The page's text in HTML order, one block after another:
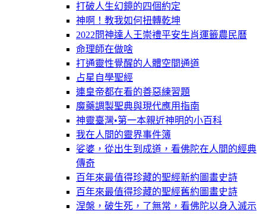
打破人生幻鏡的四個約定
神啊！教我如何扭轉乾坤
2022問神達人王崇禮平安生肖運籤農民曆
命理師在做啥
打通靈性覺醒的人體空間通道
占星自學聖經
連皇帝都在看的善惡練習題
魔藥調製聖典與現代應用指南
神靈臺灣•第一本親近神明的小百科
我在人間的靈界事件簿
娑婆，從出生到成道，看佛陀在人間的經典
傳奇
百年來最值得珍藏的聖經新約圖畫史詩
百年來最值得珍藏的聖經舊約圖畫史詩
涅槃，破生死，了無常，看佛陀以身入滅示